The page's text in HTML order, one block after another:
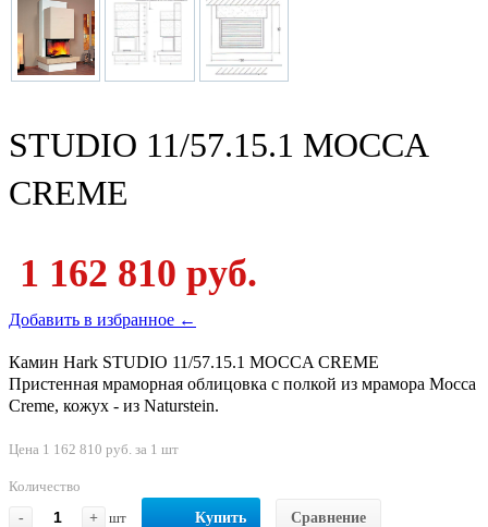
STUDIO 11/57.15.1 MOCCA
CREME
1 162 810 руб.
Добавить в избранное ←
Камин Hark STUDIO 11/57.15.1 MOCCA CREME
Пристенная мраморная облицовка с полкой из мрамора Mocca
Creme, кожух - из Naturstein.
Цена 1 162 810 руб. за 1 шт
Количество
-
+ шт Купить Сравнение